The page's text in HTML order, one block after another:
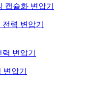
캡슐화 변압기
변압기